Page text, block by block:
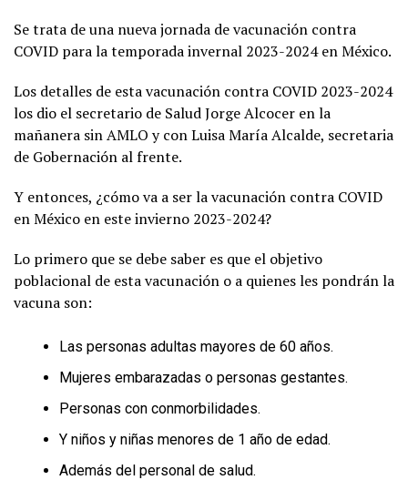
Se trata de una nueva jornada de vacunación contra
COVID para la temporada invernal 2023-2024 en México.
Los detalles de esta vacunación contra COVID 2023-2024
los dio el secretario de Salud Jorge Alcocer en la
mañanera sin AMLO y con Luisa María Alcalde, secretaria
de Gobernación al frente.
Y entonces, ¿cómo va a ser la vacunación contra COVID
en México en este invierno 2023-2024?
Lo primero que se debe saber es que el objetivo
poblacional de esta vacunación o a quienes les pondrán la
vacuna son:
Las personas adultas mayores de 60 años.
Mujeres embarazadas o personas gestantes.
Personas con conmorbilidades.
Y niños y niñas menores de 1 año de edad.
Además del personal de salud.